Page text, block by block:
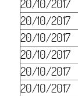
20/10/2017
20/10/2017
20/10/2017
20/10/2017
20/10/2017
20/10/2017